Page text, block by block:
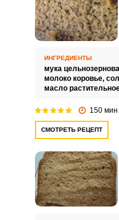
ИНГРЕДИЕНТЫ
мука
молоко коровье,
масло
150 мин
СМОТРЕТЬ РЕЦЕПТ